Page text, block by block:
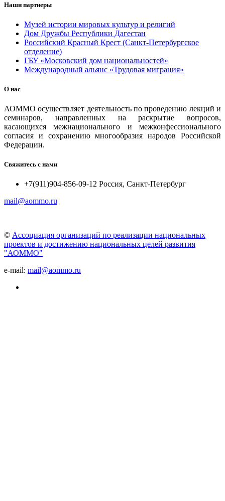
Наши партнеры
Музей истории мировых культур и религий
Дом Дружбы Республики Дагестан
Российский Красный Крест (Санкт-Петербургское
отделение)
ГБУ «Московский дом национальностей»
Международный альянс «Трудовая миграция»
О нас
АОММО осуществляет деятельность по проведению лекций и
семинаров, направленных на раскрытие вопросов,
касающихся межнационального и межконфессионального
согласия и сохранению многообразия народов Российской
Федерации.
Свяжитесь с нами
+7(911)904-856-09-12 Россия, Санкт-Петербург
mail@aommo.ru
© Ассоциация организаций по реализации национальных
проектов и достижению национальных целей развития
"АОММО"
e-mail: mail@aommo.ru